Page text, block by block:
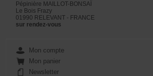
Pépinière MAILLOT-BONSAÏ
Le Bois Frazy
01990 RELEVANT - FRANCE
sur rendez-vous
Mon compte
Mon panier
Newsletter